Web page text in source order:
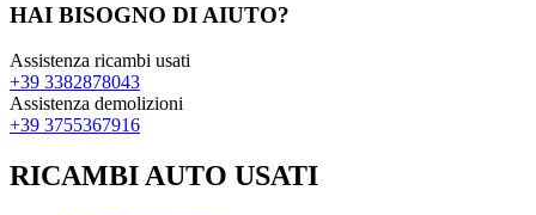
HAI BISOGNO DI AIUTO?
Assistenza ricambi usati
+39 3382878043
Assistenza demolizioni
+39 3755367916
RICAMBI AUTO USATI